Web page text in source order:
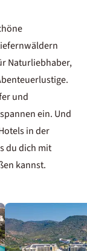
Naturliebhaber,
und
ein. Und
in der
du dich mit
kannst.